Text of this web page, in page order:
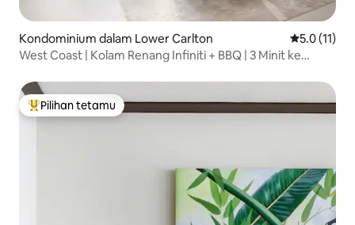
Kondominium dalam Lower Carlton Penarafan
5.0 (11)
West Coast | Kolam Renang Infiniti + BBQ | 3 Minit ke
Pilihan utama tetamu
Pilihan tetamu